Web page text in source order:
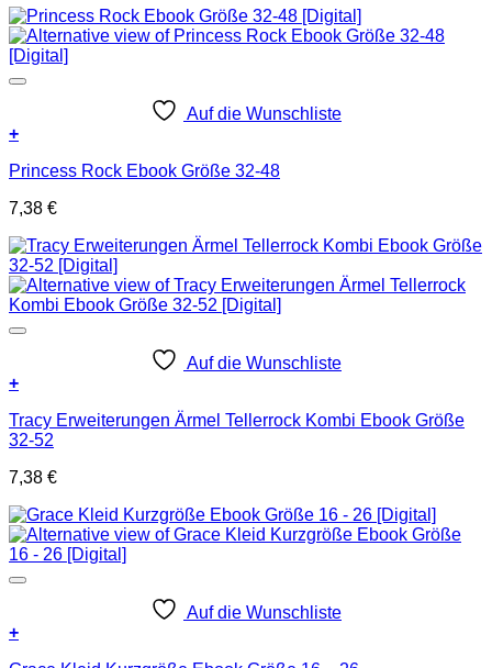
Auf die Wunschliste
+
Princess Rock Ebook Größe 32-48
7,38 €
Auf die Wunschliste
+
Tracy Erweiterungen Ärmel Tellerrock Kombi Ebook Größe
32-52
7,38 €
Auf die Wunschliste
+